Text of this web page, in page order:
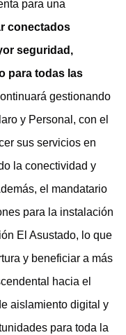
para una
conectados
seguridad,
para todas las
gestionando
y Personal, con el
sus servicios en
la conectividad y
el mandatario
para la instalación
El Asustado, lo que
y beneficiar a más
hacia el
aislamiento digital y
para toda la